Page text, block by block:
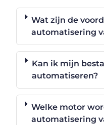
Wat zijn de
automatisering
Kan ik mijn
automatiseren?
Welke motor
automatisering